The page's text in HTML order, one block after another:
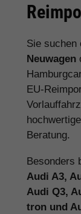
Sie suchen
Neuwagen
EU-
Beratung.
Besonders
Audi A3,
Audi Q3,
tron und